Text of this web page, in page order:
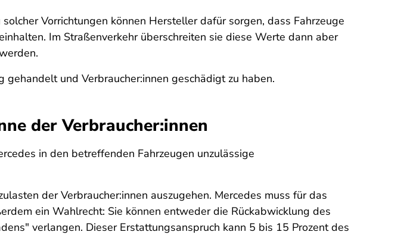
Vorrichtungen können Hersteller dafür sorgen, dass Fahrzeuge
Im Straßenverkehr überschreiten sie diese Werte dann aber
und Verbraucher:innen geschädigt zu haben.
der Verbraucher:innen
in den betreffenden Fahrzeugen unzulässige
der Verbraucher:innen auszugehen. Mercedes muss für das
ein Wahlrecht: Sie können entweder die Rückabwicklung des
verlangen. Dieser Erstattungsanspruch kann 5 bis 15 Prozent des